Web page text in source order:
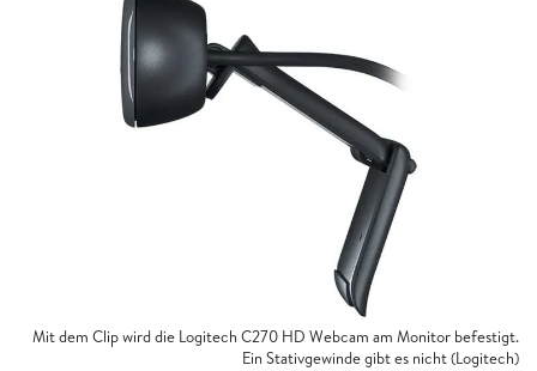
Mit dem Clip wird die Logitech C270 HD Webcam am Monitor befestigt.
Ein Stativgewinde gibt es nicht (Logitech)